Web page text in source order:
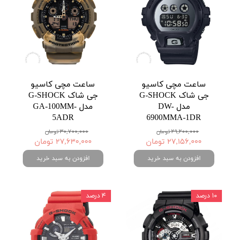
ساعت مچی کاسیو
جی شاک G-SHOCK
مدل DW-
6900MMA-1DR
۲۹,۲۰۰,۰۰۰ تومان
۲۷,۱۵۶,۰۰۰ تومان
افزودن به سبد خرید
ساعت مچی کاسیو
جی شاک G-SHOCK
مدل GA-100MM-
5ADR
۳۰,۷۰۰,۰۰۰ تومان
۲۷,۶۳۰,۰۰۰ تومان
افزودن به سبد خرید
۱۰ درصد ۴ درصد